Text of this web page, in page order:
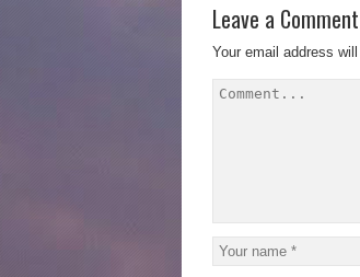
Leave a Comment
Your email address